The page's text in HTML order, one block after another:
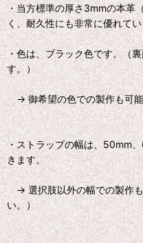
・当方標準の厚さ3mmの本革
く、耐久性にも非常に優れて
・色は、ブラック色です。（
す。）
→ 御希望の色での製作も可能
・ストラップの幅は、50mm
きます。
→ 選択肢以外の幅での製作も
い。）